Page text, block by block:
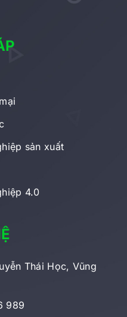
sản xuất
4.0
Thái Học, Vũng
989